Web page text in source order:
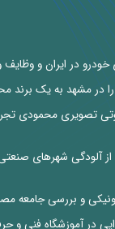
در ایران و وظایف
در مشهد به یک برند
تصویری محمودی
آلودگی شهرهای
و بررسی جامعه
در آموزشگاه فنی و